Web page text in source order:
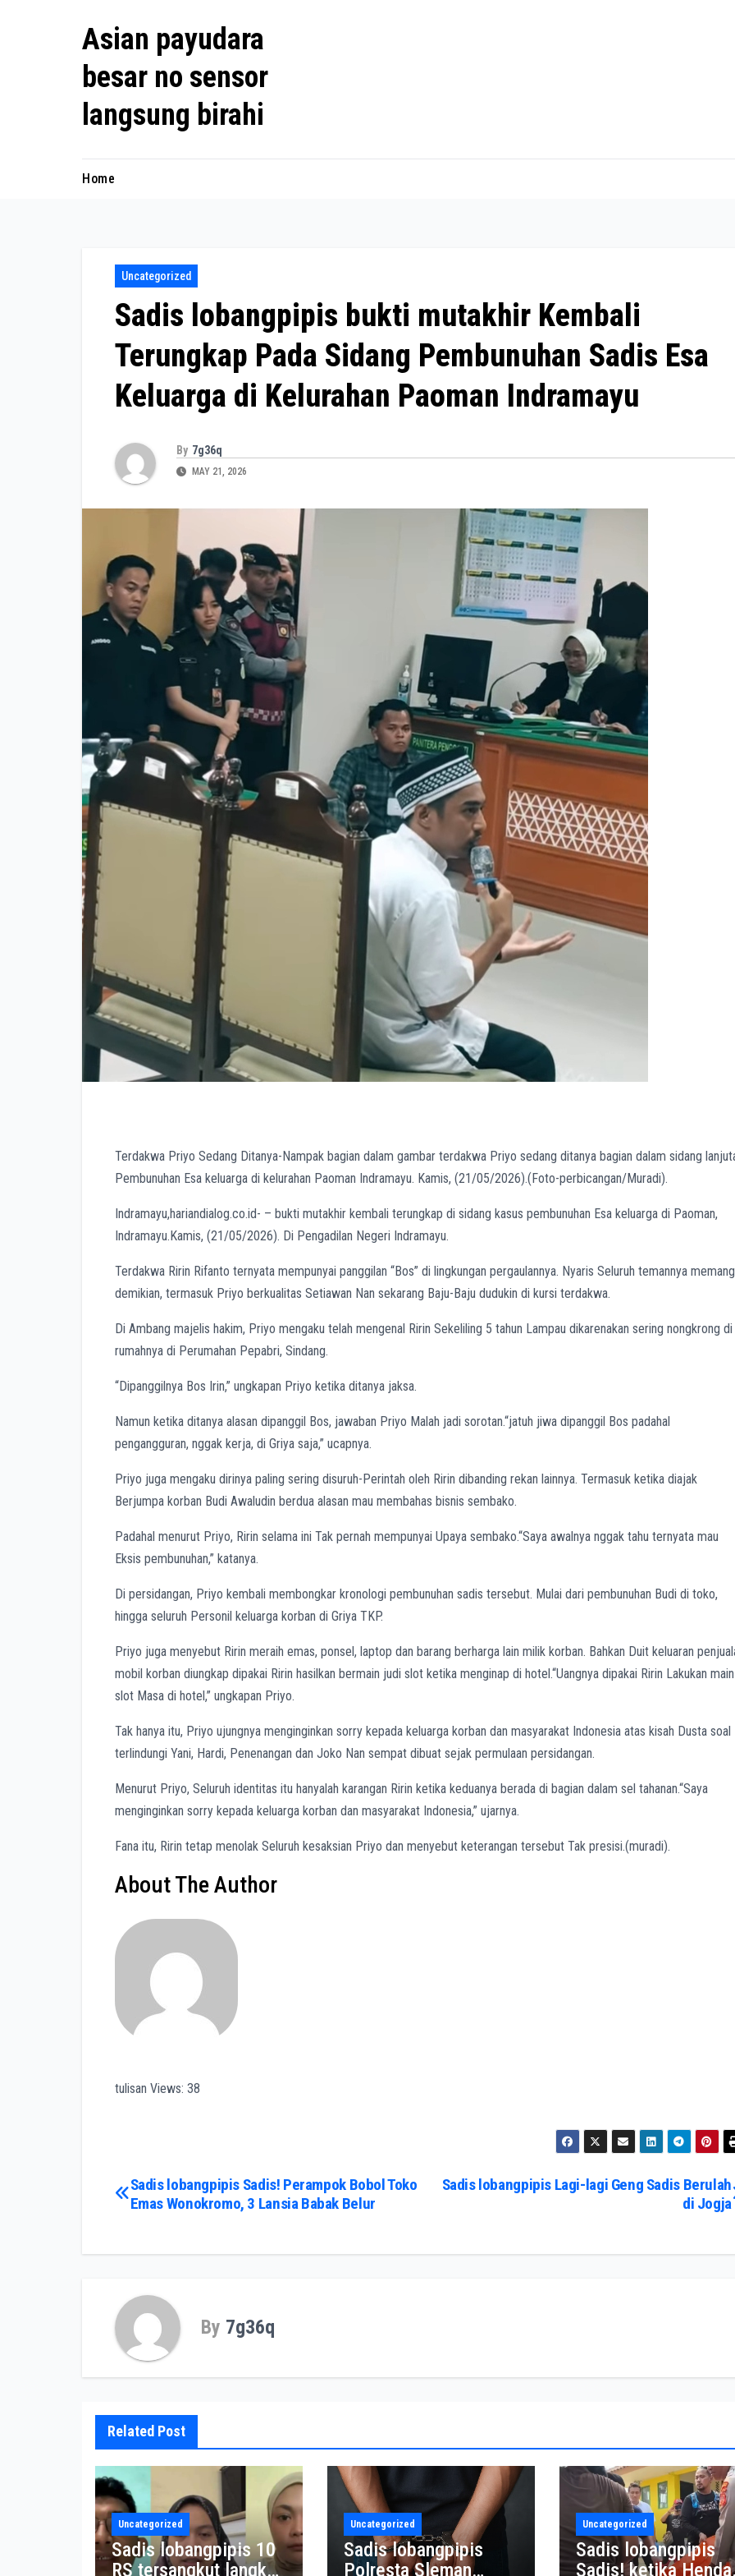
Asian payudara
besar no sensor
langsung birahi
Home
Uncategorized
Sadis lobangpipis bukti mutakhir Kembali
Terungkap Pada Sidang Pembunuhan Sadis Esa
Keluarga di Kelurahan Paoman Indramayu
By 7g36q
MAY 21, 2026
Terdakwa Priyo Sedang Ditanya-Nampak bagian dalam gambar terdakwa Priyo sedang ditanya bagian dalam sidang
Pembunuhan Esa keluarga di kelurahan Paoman Indramayu. Kamis, (21/05/2026).(Foto-perbicangan/Muradi).
Indramayu,hariandialog.co.id- – bukti mutakhir kembali terungkap di sidang kasus pembunuhan Esa keluarga di Paoman,
Indramayu.Kamis, (21/05/2026). Di Pengadilan Negeri Indramayu.
Terdakwa Ririn Rifanto ternyata mempunyai panggilan “Bos” di lingkungan pergaulannya. Nyaris Seluruh temannya
demikian, termasuk Priyo berkualitas Setiawan Nan sekarang Baju-Baju dudukin di kursi terdakwa.
Di Ambang majelis hakim, Priyo mengaku telah mengenal Ririn Sekeliling 5 tahun Lampau dikarenakan sering nongkrong di
rumahnya di Perumahan Pepabri, Sindang.
“Dipanggilnya Bos Irin,” ungkapan Priyo ketika ditanya jaksa.
Namun ketika ditanya alasan dipanggil Bos, jawaban Priyo Malah jadi sorotan.“jatuh jiwa dipanggil Bos padahal
pengangguran, nggak kerja, di Griya saja,” ucapnya.
Priyo juga mengaku dirinya paling sering disuruh-Perintah oleh Ririn dibanding rekan lainnya. Termasuk ketika diajak
Berjumpa korban Budi Awaludin berdua alasan mau membahas bisnis sembako.
Padahal menurut Priyo, Ririn selama ini Tak pernah mempunyai Upaya sembako.“Saya awalnya nggak tahu ternyata mau
Eksis pembunuhan,” katanya.
Di persidangan, Priyo kembali membongkar kronologi pembunuhan sadis tersebut. Mulai dari pembunuhan Budi di toko,
hingga seluruh Personil keluarga korban di Griya TKP.
Priyo juga menyebut Ririn meraih emas, ponsel, laptop dan barang berharga lain milik korban. Bahkan Duit keluaran
mobil korban diungkap dipakai Ririn hasilkan bermain judi slot ketika menginap di hotel.“Uangnya dipakai Ririn Lakukan main
slot Masa di hotel,” ungkapan Priyo.
Tak hanya itu, Priyo ujungnya menginginkan sorry kepada keluarga korban dan masyarakat Indonesia atas kisah Dusta soal
terlindungi Yani, Hardi, Penenangan dan Joko Nan sempat dibuat sejak permulaan persidangan.
Menurut Priyo, Seluruh identitas itu hanyalah karangan Ririn ketika keduanya berada di bagian dalam sel tahanan.“Saya
menginginkan sorry kepada keluarga korban dan masyarakat Indonesia,” ujarnya.
Fana itu, Ririn tetap menolak Seluruh kesaksian Priyo dan menyebut keterangan tersebut Tak presisi.(muradi).
About The Author
tulisan Views: 38
navigation
Post
Sadis lobangpipis Lagi-lagi Geng Sadis Berulah
di Jogja
Sadis lobangpipis Sadis! Perampok Bobol Toko
Emas Wonokromo, 3 Lansia Babak Belur
By 7g36q
Related Post
Uncategorized
Sadis lobangpipis 10
RS tersangkut langkah
Uncategorized
Sadis lobangpipis
Polresta Sleman
Uncategorized
Sadis lobangpipis
Sadis! ketika